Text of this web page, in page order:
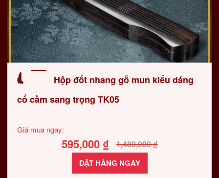
Hộp đốt nhang gỗ mun kiểu dáng
cổ cầm sang trọng TK05
Giá mua ngay:
1,480,000₫
595,000 ₫
ĐẶT HÀNG NGAY